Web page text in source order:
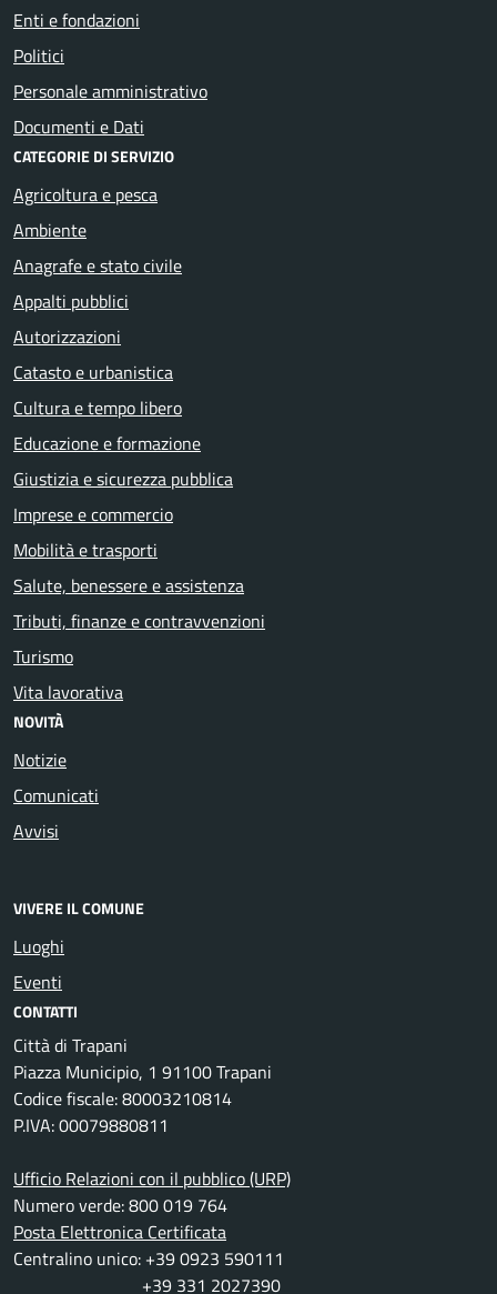
Enti e fondazioni
Politici
Personale amministrativo
Documenti e Dati
CATEGORIE DI SERVIZIO
Agricoltura e pesca
Ambiente
Anagrafe e stato civile
Appalti pubblici
Autorizzazioni
Catasto e urbanistica
Cultura e tempo libero
Educazione e formazione
Giustizia e sicurezza pubblica
Imprese e commercio
Mobilità e trasporti
Salute, benessere e assistenza
Tributi, finanze e contravvenzioni
Turismo
Vita lavorativa
NOVITÀ
Notizie
Comunicati
Avvisi
VIVERE IL COMUNE
Luoghi
Eventi
CONTATTI
Città di Trapani
Piazza Municipio, 1 91100 Trapani
Codice fiscale: 80003210814
P.IVA: 00079880811
Ufficio Relazioni con il pubblico (URP)
Numero verde: 800 019 764
Posta Elettronica Certificata
Centralino unico: +39 0923 590111
+39 331 2027390